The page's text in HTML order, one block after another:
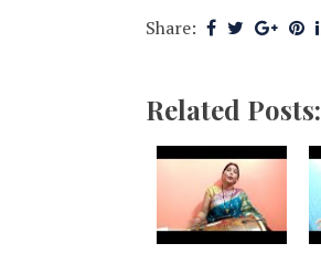
Share:
Related Posts: